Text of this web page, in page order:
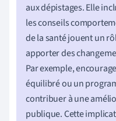
aux dépistages. Elle
les conseils
de la santé jouent un
apporter des
Par exemple,
équilibré ou un
contribuer à une
publique. Cette